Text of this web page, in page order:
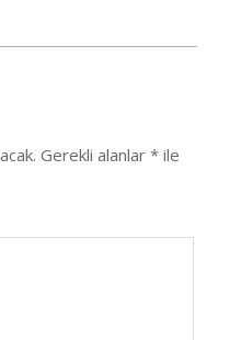
Gerekli alanlar * ile